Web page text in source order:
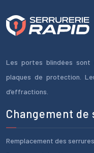
Les portes blindées
plaques de protection.
d’effractions.
Changement
Remplacement des